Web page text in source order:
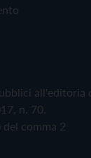
all'editoria
n. 70.
del comma 2